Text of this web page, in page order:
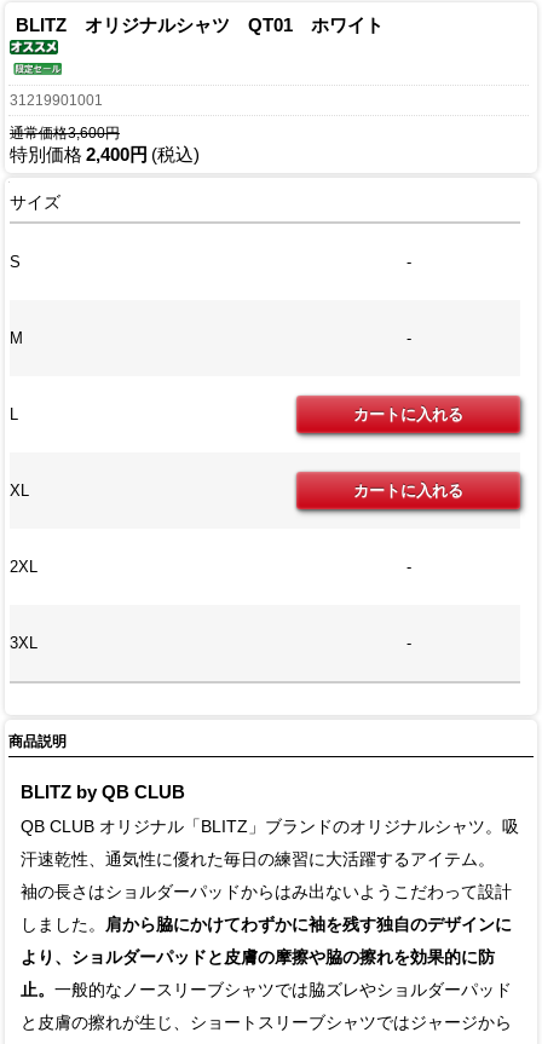
BLITZ オリジナルシャツ QT01 ホワイト
31219901001
通常価格3,600円
特別価格 2,400円 (税込)
サイズ
S -
M -
L
XL
2XL -
3XL -
商品説明
BLITZ by QB CLUB
QB CLUB オリジナル「BLITZ」ブランドのオリジナルシャツ。吸
汗速乾性、通気性に優れた毎日の練習に大活躍するアイテム。
袖の長さはショルダーパッドからはみ出ないようこだわって設計
しました。
肩から脇にかけてわずかに袖を残す独自のデザインに
より、ショルダーパッドと皮膚の摩擦や脇の擦れを効果的に防
止。一般的なノースリーブシャツでは脇ズレやショルダーパッド
と皮膚の擦れが生じ、ショートスリーブシャツではジャージから